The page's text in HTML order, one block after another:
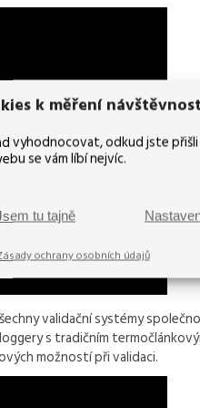
k měření
vyhodnocovat, odkud jste přišli
se vám líbí nejvíc.
tu tajně
ochrany osobních údajů
validační systémy
s tradičním
možností při validaci.